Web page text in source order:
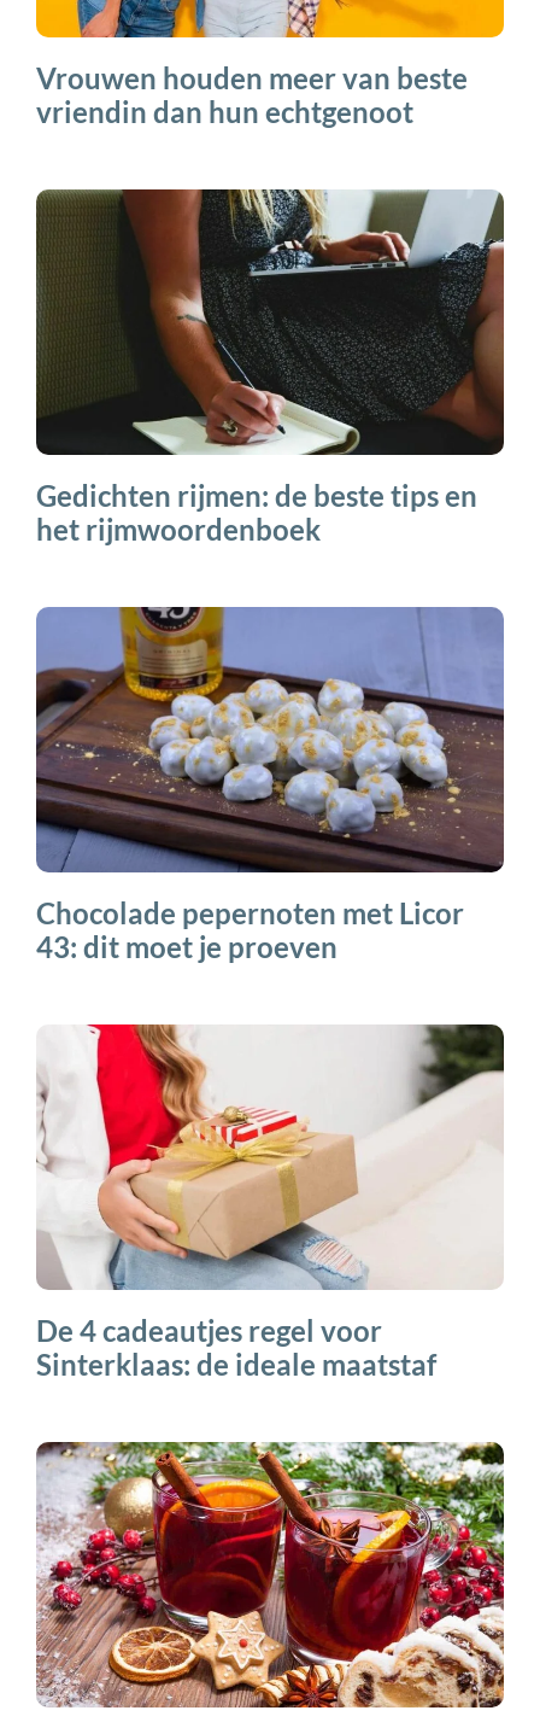
Vrouwen houden meer van beste
vriendin dan hun echtgenoot
Gedichten rijmen: de beste tips en
het rijmwoordenboek
Chocolade pepernoten met Licor
43: dit moet je proeven
De 4 cadeautjes regel voor
Sinterklaas: de ideale maatstaf